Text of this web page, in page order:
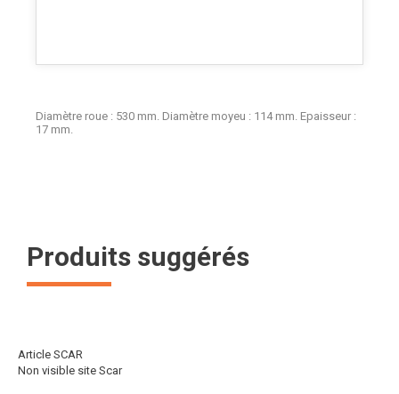
Diamètre roue : 530 mm. Diamètre moyeu : 114 mm. Epaisseur :
17 mm.
Produits suggérés
Article SCAR
Non visible site Scar